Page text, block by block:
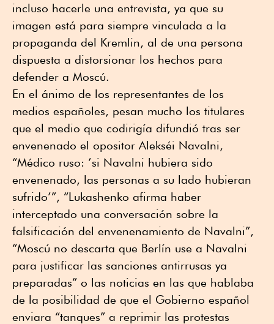
incluso hacerle una entrevista, ya que su
imagen está para siempre vinculada a la
propaganda del Kremlin, al de una persona
dispuesta a distorsionar los hechos para
defender a Moscú.
En el ánimo de los representantes de los
medios españoles, pesan mucho los titulares
que el medio que codirigía difundió tras ser
envenenado el opositor Alekséi Navalni,
“Médico ruso: ’si Navalni hubiera sido
envenenado, las personas a su lado hubieran
sufrido’”, “Lukashenko afirma haber
interceptado una conversación sobre la
falsificación del envenenamiento de Navalni”,
“Moscú no descarta que Berlín use a Navalni
para justificar las sanciones antirrusas ya
preparadas” o las noticias en las que hablaba
de la posibilidad de que el Gobierno español
enviara “tanques” a reprimir las protestas